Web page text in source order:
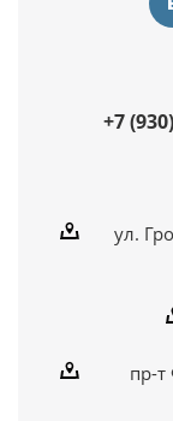
+7
ул.
пр-т